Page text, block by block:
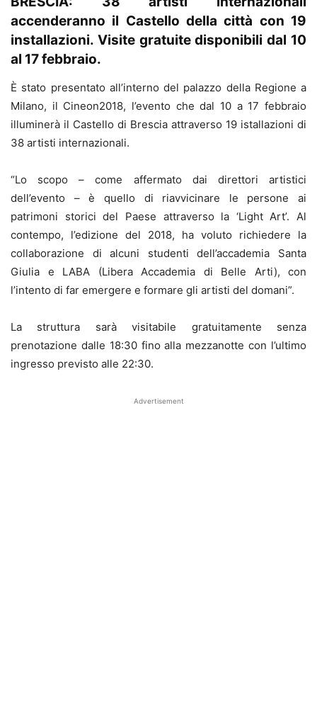
accenderanno il Castello della città con 19
installazioni. Visite gratuite disponibili dal 10
al 17 febbraio.
È stato presentato all’interno del palazzo della Regione a
Milano, il Cineon2018, l’evento che dal 10 a 17 febbraio
illuminerà il Castello di Brescia attraverso 19 istallazioni di
38 artisti internazionali.
“Lo scopo – come affermato dai direttori artistici
dell’evento – è quello di riavvicinare le persone ai
patrimoni storici del Paese attraverso la ‘Light Art’. Al
contempo, l’edizione del 2018, ha voluto richiedere la
collaborazione di alcuni studenti dell’accademia Santa
Giulia e LABA (Libera Accademia di Belle Arti), con
l’intento di far emergere e formare gli artisti del domani”.
La struttura sarà visitabile gratuitamente senza
prenotazione dalle 18:30 fino alla mezzanotte con l’ultimo
ingresso previsto alle 22:30.
Advertisement